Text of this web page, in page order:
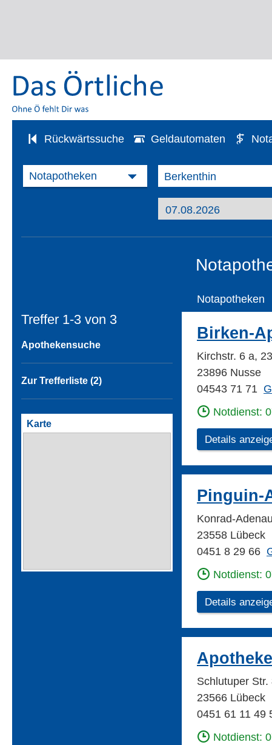
Rückwärtssuche Geldautomaten
Treffer 1-3 von 3
Apothekensuche
Zur Trefferliste (2)
Notapotheken
Birken-
Kirchstr. 6 a,
23896 Nusse
04543 71 71
Notdienst:
Details
Pinguin-
Konrad-
23558 Lübeck
0451 8 29 66
Notdienst:
Details
Schlutuper
23566 Lübeck
0451 61 11 49
Notdienst:
Karte